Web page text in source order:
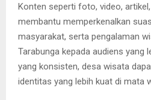
Konten seperti foto, video,
membantu memperkenalkan
masyarakat, serta pengalaman
Tarabunga kepada audiens yang
yang konsisten, desa wisata
identitas yang lebih kuat di mata